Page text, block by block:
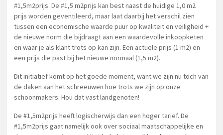
#1,5m2prijs. De #1,5 m2prijs kan best naast de huidige 1,0 m2
prijs worden geventileerd, maar laat daarbij het verschil zien
tussen een economische waarde puur op kwaliteit en veiligheid +
de nieuwe norm die bijdraagt aan een waardevolle inkoopketen
en waar je als klant trots op kan zijn. Een actuele prijs (1 m2) en
een prijs die past bij het nieuwe normaal (1,5 m2).
Dit initiatief komt op het goede moment, want we zijn nu toch van
de daken aan het schreeuwen hoe trots we zijn op onze
schoonmakers. Hou dat vast landgenoten!
De #1,5m2prijs heeft logischerwijs dan een hoger tarief. De
#1,5m2prijs gaat namelijk ook over sociaal maatschappelijke en